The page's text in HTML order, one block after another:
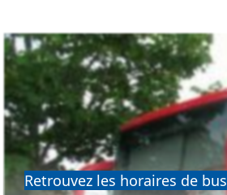
Retrouvez les horaires de